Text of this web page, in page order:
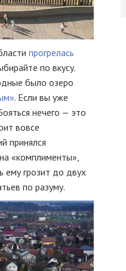
прогрелась
по вкусу.
было озеро
. Если вы уже
нечего — это
вовсе
принялся
«комплименты»,
ему грозит до двух
по разуму.